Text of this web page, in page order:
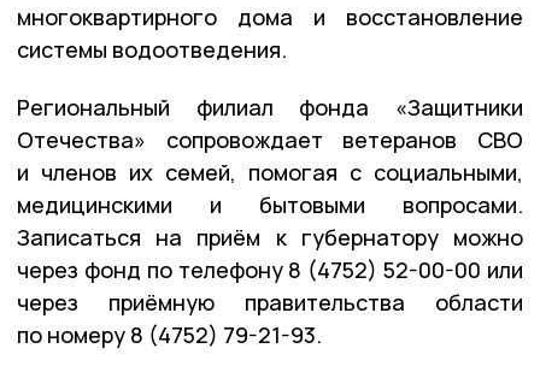
многоквартирного дома и восстановление
системы водоотведения.
Региональный филиал фонда «Защитники
Отечества» сопровождает ветеранов СВО
и членов их семей, помогая с социальными,
медицинскими и бытовыми вопросами.
Записаться на приём к губернатору можно
через фонд по телефону 8 (4752) 52-00-00 или
через приёмную правительства области
по номеру 8 (4752) 79-21-93.